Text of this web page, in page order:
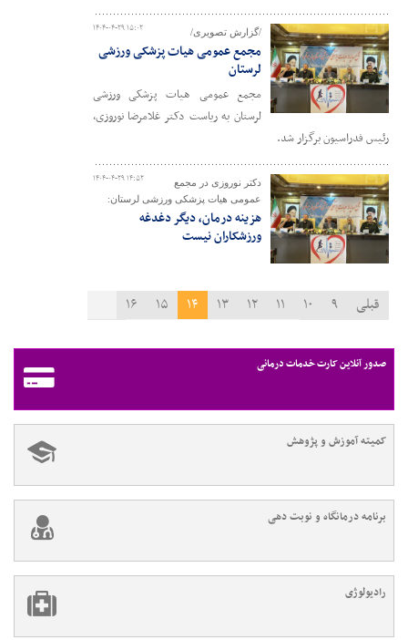
۱۴۰۴-۰۴-۲۹ ۱۵:۰۲ /گزارش تصویری/
مجمع عمومی هیات پزشکی ورزشی
لرستان
مجمع عمومی هیات پزشکی ورزشی
لرستان به ریاست دکتر غلامرضا نوروزی،
رئیس فدراسیون برگزار شد.
۱۴۰۴-۰۴-۲۹ ۱۴:۵۲
دکتر نوروزی در مجمع
عمومی هیات پزشکی ورزشی لرستان:
هزینه درمان، دیگر دغدغه
ورزشکاران نیست
قبلی ۹ ۱۰ ۱۱ ۱۲ ۱۳ ۱۴ ۱۵
۱۶
صدور آنلاین کارت خدمات درمانی
کمیته آموزش و پژوهش
برنامه درمانگاه و نوبت دهی
رادیولوژی